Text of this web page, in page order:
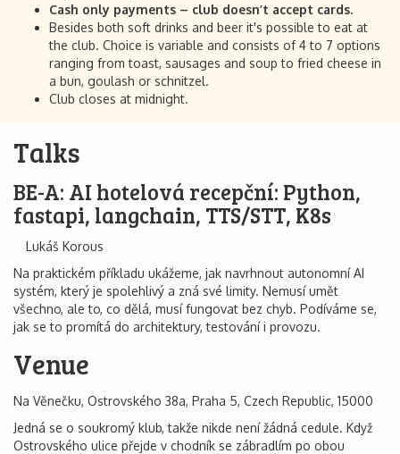
Cash only payments – club doesn’t accept cards.
Besides both soft drinks and beer it's possible to eat at
the club. Choice is variable and consists of 4 to 7 options
ranging from toast, sausages and soup to fried cheese in
a bun, goulash or schnitzel.
Club closes at midnight.
Talks
BE-A: AI hotelová recepční: Python,
fastapi, langchain, TTS/STT, K8s
Lukáš Korous
Na praktickém příkladu ukážeme, jak navrhnout autonomní AI
systém, který je spolehlivý a zná své limity. Nemusí umět
všechno, ale to, co dělá, musí fungovat bez chyb. Podíváme se,
jak se to promítá do architektury, testování i provozu.
Venue
Na Věnečku, Ostrovského 38a, Praha 5, Czech Republic, 15000
Jedná se o soukromý klub, takže nikde není žádná cedule. Když
Ostrovského ulice přejde v chodník se zábradlím po obou